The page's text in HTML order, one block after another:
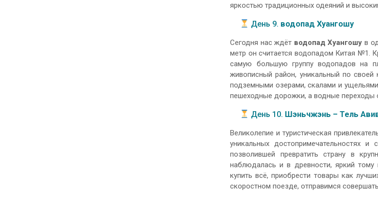
яркостью традиционных одеяний и
День 9. водопад Хуангошу
Сегодня нас ждёт водопад Хуангошу в
метр он считается водопадом Китая №1.
самую большую группу водопадов на
живописный район, уникальный по
подземными озерами, скалами и
пешеходные дорожки, а водные переходы
День 10. Шэньчжэнь – Тель
Великолепие и туристическая
уникальных достопримечательностях
позволившей превратить страну в
наблюдалась и в древности, яркий
купить всё, приобрести товары как
скоростном поезде, отправимся